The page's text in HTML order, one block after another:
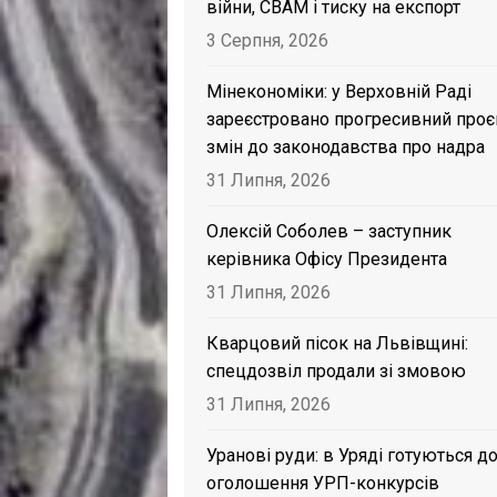
війни, CBAM і тиску на експорт
3 Серпня, 2026
Мінекономіки: у Верховній Раді
зареєстровано прогресивний
змін до законодавства про надра
31 Липня, 2026
Олексій Соболев – заступник
керівника Офісу Президента
31 Липня, 2026
Кварцовий пісок на Львівщині:
спецдозвіл продали зі змовою
31 Липня, 2026
Уранові руди: в Уряді готуються до
оголошення УРП-конкурсів